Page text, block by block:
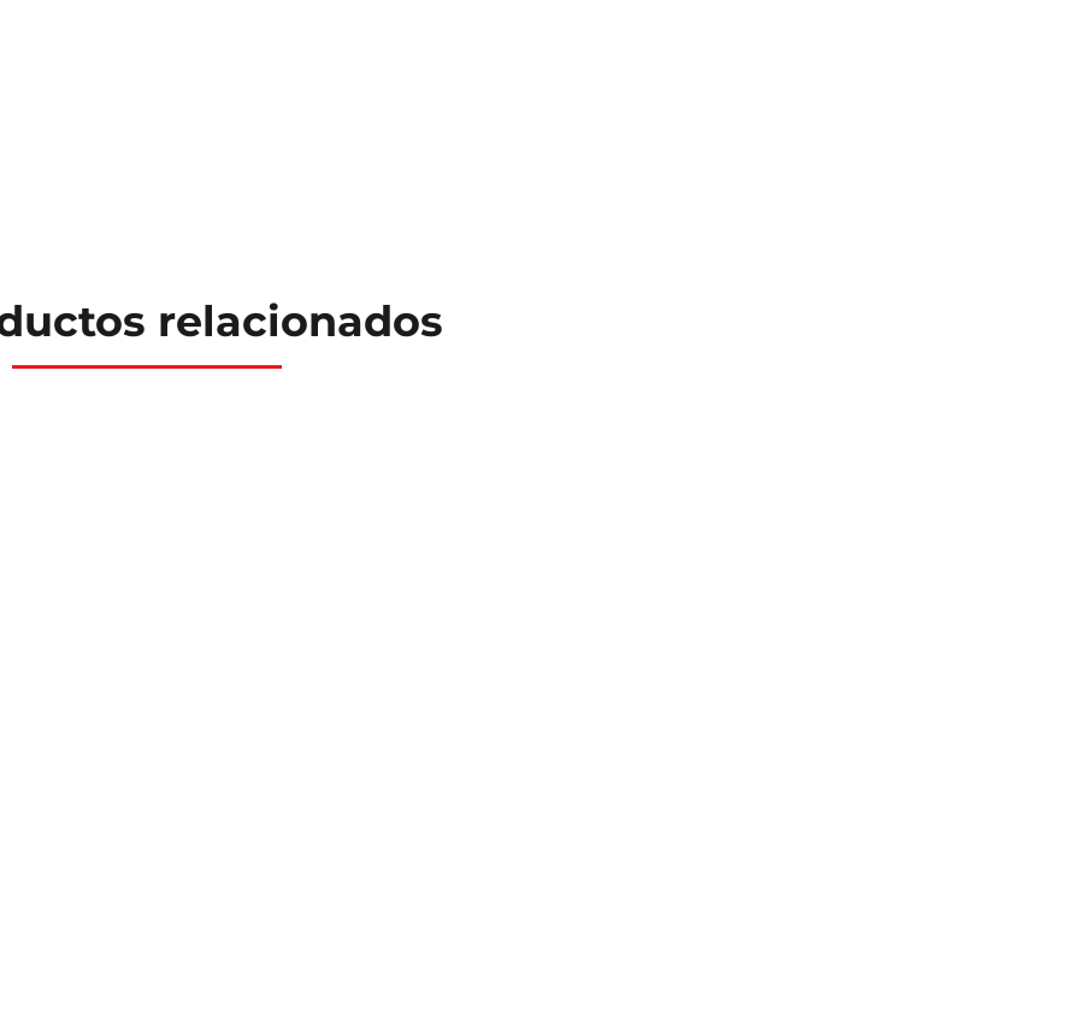
relacionados